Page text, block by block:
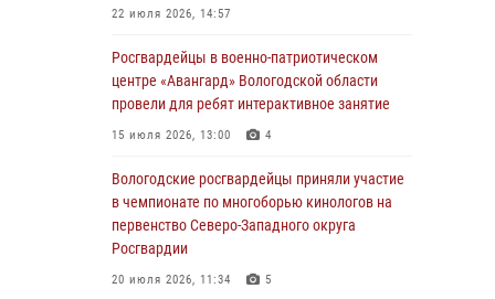
02 августа 2026, 10:37
Росгвардейцы в г. Соколе задержали
несовершеннолетнего нарушителя
на питбайке
31 июля 2026, 06:43
В Вологде стартовал Чемпионат Северо-
Западного округа Росгвардии по самбо и
боевому самбо
29 июля 2026, 13:20
22 июля 2026, 14:57
Росгвардейцы в военно-патриотическом
центре «Авангард» Вологодской области
провели для ребят интерактивное занятие
15 июля 2026, 13:00 4
Вологодские росгвардейцы приняли участие
в чемпионате по многоборью кинологов на
первенство Северо-Западного округа
Росгвардии
20 июля 2026, 11:34 5